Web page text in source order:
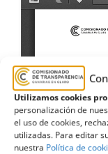
Utilizamos cookies
personalización de
el uso de cookies,
utilizadas. Para editar
nuestra Política de